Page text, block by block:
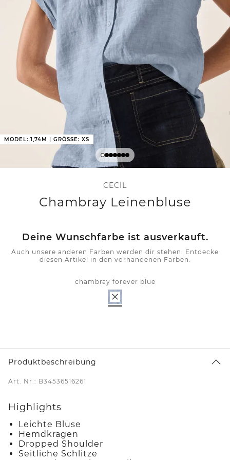
MODEL: 1,74M | GRÖSSE: XS
CECIL
Chambray Leinenbluse
Deine Wunschfarbe ist ausverkauft.
Auch unsere anderen Farben werden dir stehen. Entdecke
diesen Artikel in den vorhandenen Farben.
chambray forever blue
Produktbeschreibung
Art. Nr.: B34536516261
Highlights
Leichte Bluse
Hemdkragen
Dropped Shoulder
Seitliche Schlitze